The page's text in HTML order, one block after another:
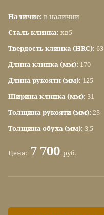
Наличие: в наличии
Сталь клинка: хв5
Твердость клинка (HRC): 63
Длина клинка (мм): 170
Длина рукояти (мм): 125
Ширина клинка (мм): 31
Толщина рукояти (мм): 23
Толщина обуха (мм): 3,5
Цена: 7 700 руб.